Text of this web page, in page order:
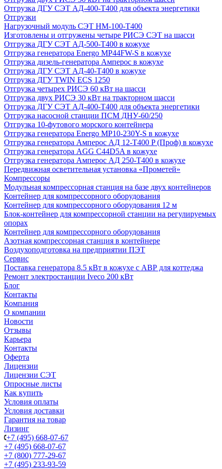
Отгрузка ДГУ СЭТ АД-400-Т400 для объекта энергетики
Отгрузки
Нагрузочный модуль СЭТ НМ-100-Т400
Изготовлены и отгружены четыре РИСЭ СЭТ на шасси
Отгрузка ДГУ СЭТ АД-500-Т400 в кожухе
Отгрузка генератора Energo MP44FW-S в кожухе
Отгрузка дизель-генератора Амперос в кожухе
Отгрузка ДГУ СЭТ АД-40-Т400 в кожухе
Отгрузка ДГУ TWIN ECS 1250
Отгрузка четырех РИСЭ 60 кВт на шасси
Отгрузка двух РИСЭ 30 кВт на тракторном шасси
Отгрузка ДГУ СЭТ АД-400-Т400 для объекта энергетики
Отгрузка насосной станции ПСМ ДНУ-60/250
Отгрузка 10-футового морского контейнера
Отгрузка генератора Energo MP10-230Y-S в кожухе
Отгрузка генератора Амперос АД 12-Т400 P (Проф) в кожухе
Отгрузка генератора AGG C44D5A в кожухе
Отгрузка генератора Амперос АД 250-Т400 в кожухе
Передвижная осветительная установка «Прометей»
Компрессоры
Модульная компрессорная станция на базе двух контейнеров
Контейнер для компрессорного оборудования
Контейнер для компрессорного оборудования 12 м
Блок-контейнер для компрессорной станции на регулируемых
опорах
Контейнер для компрессорного оборудования
Азотная компрессорная станция в контейнере
Воздухоподготовка на предприятии ПЭТ
Сервис
Поставка генератора 8.5 кВт в кожухе с АВР для коттеджа
Ремонт электростанции Iveco 200 кВт
Блог
Контакты
Компания
О компании
Новости
Отзывы
Карьера
Контакты
Оферта
Лицензии
Лицензии СЭТ
Опросные листы
Как купить
Условия оплаты
Условия доставки
Гарантия на товар
Лизинг
+7 (495) 668-07-67
+7 (495) 668-07-67
+7 (800) 777-29-67
+7 (495) 233-93-59